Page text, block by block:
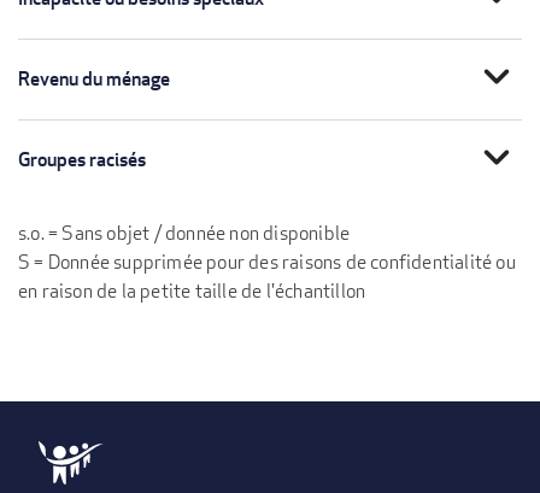
Revenu du ménage expand_more
Groupes racisés expand_more
s.o. = Sans objet / donnée non disponible
S = Donnée supprimée pour des raisons de confidentialité ou
en raison de la petite taille de l'échantillon